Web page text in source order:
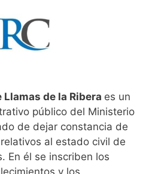
de la Ribera es un
público del Ministerio
de dejar constancia de
al estado civil de
En él se inscriben los
y los